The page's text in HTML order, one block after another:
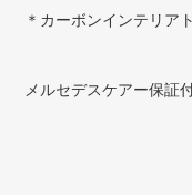
＊カーボンインテリア
メルセデスケアー保証